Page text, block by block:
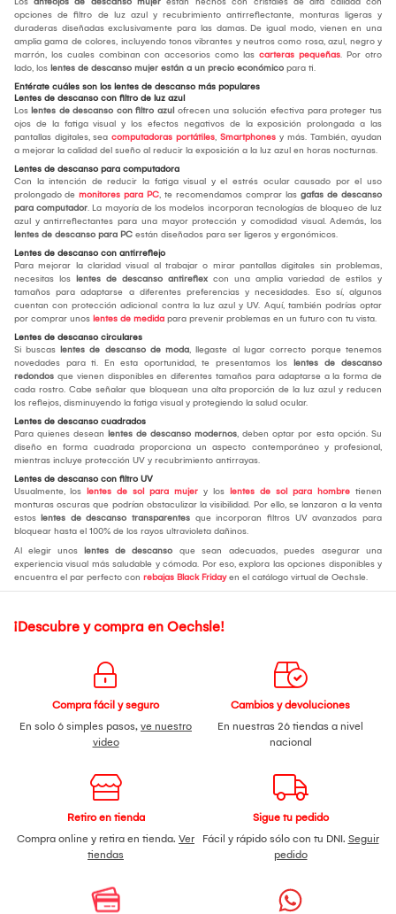
opciones de filtro de luz azul y recubrimiento antirreflectante, monturas ligeras y
duraderas diseñadas exclusivamente para las damas. De igual modo, vienen en una
amplia gama de colores, incluyendo tonos vibrantes y neutros como rosa, azul, negro y
marrón, los cuales combinan con accesorios como las carteras pequeñas. Por otro
lado, los lentes de descanso mujer están a un precio económico para ti.
Entérate cuáles son los lentes de descanso más populares
Lentes de descanso con filtro de luz azul
Los lentes de descanso con filtro azul ofrecen una solución efectiva para proteger tus
ojos de la fatiga visual y los efectos negativos de la exposición prolongada a las
pantallas digitales, sea computadoras portátiles, Smartphones y más. También, ayudan
a mejorar la calidad del sueño al reducir la exposición a la luz azul en horas nocturnas.
Lentes de descanso para computadora
Con la intención de reducir la fatiga visual y el estrés ocular causado por el uso
prolongado de monitores para PC, te recomendamos comprar las gafas de descanso
para computador. La mayoría de los modelos incorporan tecnologías de bloqueo de luz
azul y antirreflectantes para una mayor protección y comodidad visual. Además, los
lentes de descanso para PC están diseñados para ser ligeros y ergonómicos.
Lentes de descanso con antirreflejo
Para mejorar la claridad visual al trabajar o mirar pantallas digitales sin problemas,
necesitas los lentes de descanso antireflex con una amplia variedad de estilos y
tamaños para adaptarse a diferentes preferencias y necesidades. Eso sí, algunos
cuentan con protección adicional contra la luz azul y UV. Aquí, también podrías optar
por comprar unos lentes de medida para prevenir problemas en un futuro con tu vista.
Lentes de descanso circulares
Si buscas lentes de descanso de moda, llegaste al lugar correcto porque tenemos
novedades para ti. En esta oportunidad, te presentamos los lentes de descanso
redondos que vienen disponibles en diferentes tamaños para adaptarse a la forma de
cada rostro. Cabe señalar que bloquean una alta proporción de la luz azul y reducen
los reflejos, disminuyendo la fatiga visual y protegiendo la salud ocular.
Lentes de descanso cuadrados
Para quienes desean lentes de descanso modernos, deben optar por esta opción. Su
diseño en forma cuadrada proporciona un aspecto contemporáneo y profesional,
mientras incluye protección UV y recubrimiento antirrayas.
Lentes de descanso con filtro UV
Usualmente, los lentes de sol para mujer y los lentes de sol para hombre tienen
monturas oscuras que podrían obstaculizar la visibilidad. Por ello, se lanzaron a la venta
estos lentes de descanso transparentes que incorporan filtros UV avanzados para
bloquear hasta el 100% de los rayos ultravioleta dañinos.
Al elegir unos lentes de descanso que sean adecuados, puedes asegurar una
experiencia visual más saludable y cómoda. Por eso, explora las opciones disponibles y
encuentra el par perfecto con rebajas Black Fridayen el catálogo virtual de Oechsle.
¡Descubre y compra en Oechsle!
Compra fácil y seguro
En solo 6 simples pasos, ve nuestro
video
Cambios y devoluciones
En nuestras 26 tiendas a nivel
nacional
Retiro en tienda
Compra online y retira en tienda. Ver
tiendas
Sigue tu pedido
Fácil y rápido sólo con tu DNI. Seguir
pedido